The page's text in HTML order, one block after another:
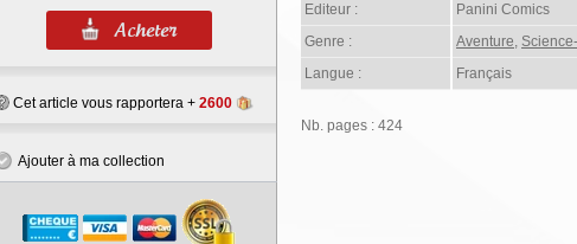
Cet article vous rapportera + 2600
Ajouter à ma collection
Editeur :
Panini Comics
Genre :
Aventure,
Langue :
Français
Nb. pages : 424